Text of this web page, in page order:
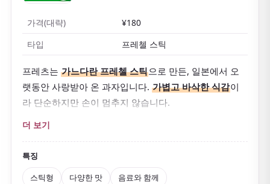
가격(대략)
¥180
타입
프레첼 스틱
프레츠는 가느다란 프레첼 스틱으로 만든, 일본에서 오
랫동안 사랑받아 온 과자입니다. 가볍고 바삭한 식감이
라 단순하지만 손이 멈추지 않습니다.
클래식한 샐러드 맛 외에도 토마토, 버터, 데리야키 치킨
등 다양한 맛이 있습니다. 짭짤한 균형 덕에 간식으로도,
음료와 곁들이기에도
포키와 더불어 일본을 대표하는 과자로, 휴대가 편해 여
더 보기
특징
스틱형
다양한 맛 음료와 함께